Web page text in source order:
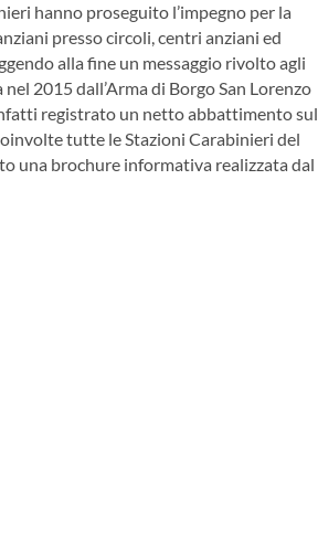
hanno proseguito l’impegno per la
presso circoli, centri anziani ed
alla fine un messaggio rivolto agli
2015 dall’Arma di Borgo San Lorenzo
registrato un netto abbattimento sul
tutte le Stazioni Carabinieri del
una brochure informativa realizzata dal